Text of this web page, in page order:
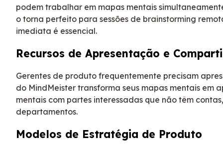
podem trabalhar em mapas mentais
o torna perfeito para sessões de brainstorming
imediata é essencial.
Recursos de Apresentação e
Gerentes de produto frequentemente precisam
do MindMeister transforma seus mapas mentais em
mentais com partes interessadas que não têm
departamentos.
Modelos de Estratégia de Produto